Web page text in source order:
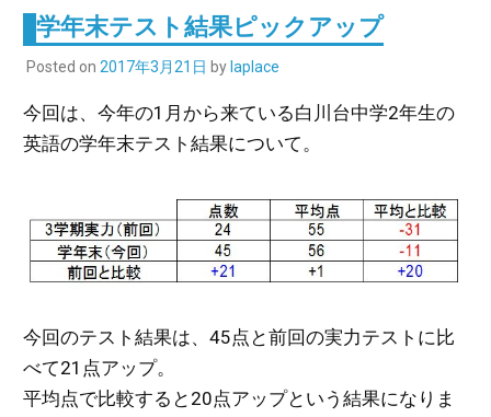
学年末テスト結果ピックアップ
Posted on 2017年3月21日 by laplace
今回は、今年の1月から来ている白川台中学2年生の
英語の学年末テスト結果について。
今回のテスト結果は、45点と前回の実力テストに比
べて21点アップ。
平均点で比較すると20点アップという結果になりま